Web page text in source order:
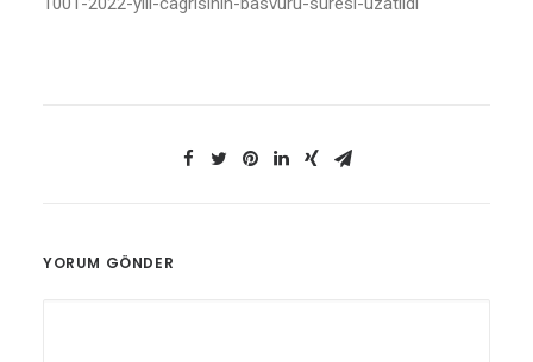
YORUM GÖNDER